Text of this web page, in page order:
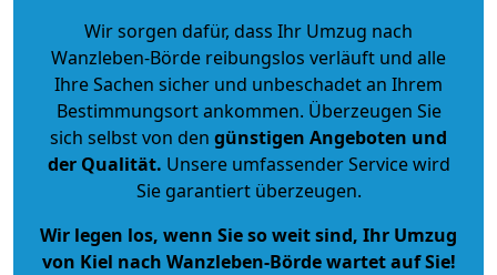
Wir sorgen dafür, dass Ihr Umzug nach
Wanzleben-Börde reibungslos verläuft und alle
Ihre Sachen sicher und unbeschadet an Ihrem
Bestimmungsort ankommen. Überzeugen Sie
sich selbst von den günstigen Angeboten und
der Qualität. Unsere umfassender Service wird
Sie garantiert überzeugen.
Wir legen los, wenn Sie so weit sind, Ihr Umzug
von Kiel nach Wanzleben-Börde wartet auf Sie!